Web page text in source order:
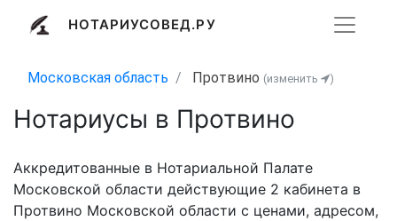
НОТАРИУСОВЕД.РУ
Московская область Протвино (изменить )
Нотариусы в Протвино
Аккредитованные в Нотариальной Палате
Московской области действующие 2 кабинета в
Протвино Московской области с ценами, адресом,